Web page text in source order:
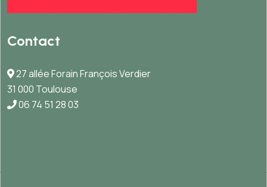
Contact
27 allée Forain François Verdier
31 000 Toulouse
06 74 51 28 03